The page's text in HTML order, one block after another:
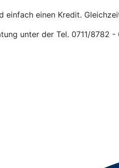
einfach einen Kredit.
unter der Tel. 0711/8782 -